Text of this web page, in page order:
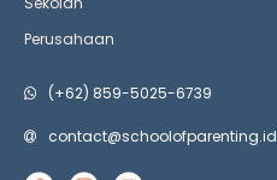
Perusahaan
(+62) 859-5025-6739
contact@schoolofparenting.id